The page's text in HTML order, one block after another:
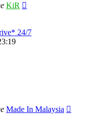
KiR
24/7
Made In Malaysia